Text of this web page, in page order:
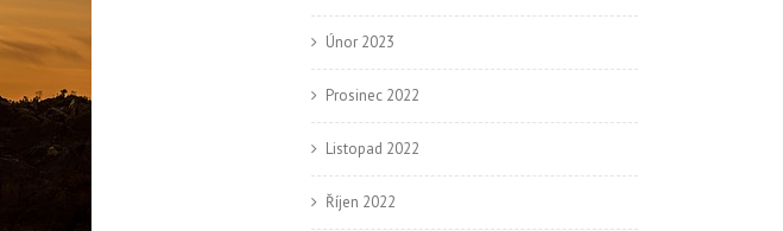
Únor 2023
Prosinec 2022
Listopad 2022
Říjen 2022